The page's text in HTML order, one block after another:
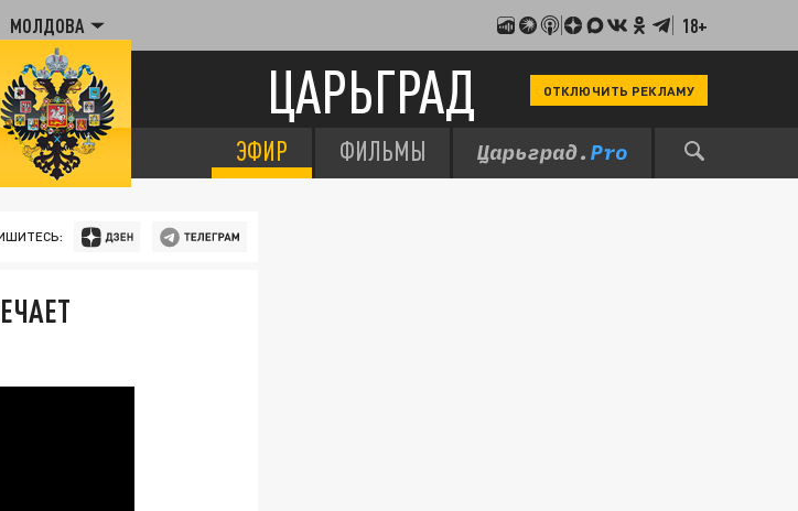
МОЛДОВА 18+
ЦАРЬГРАД ОТКЛЮЧИТЬ РЕКЛАМУ
ЭФИР ФИЛЬМЫ